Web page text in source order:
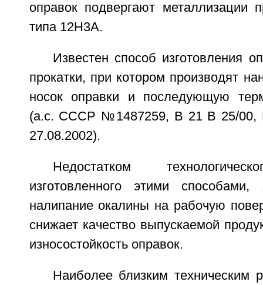
оправок подвергают металлизации
типа 12Н3А.
Известен способ изготовления
прокатки, при котором производят
носок оправки и последующую
(а.с. СССР №1487259, В 21 В 25/00,
27.08.2002).
Недостатком
изготовленного этими способами,
налипание окалины на рабочую
снижает качество выпускаемой
износостойкость оправок.
Наиболее близким техническим